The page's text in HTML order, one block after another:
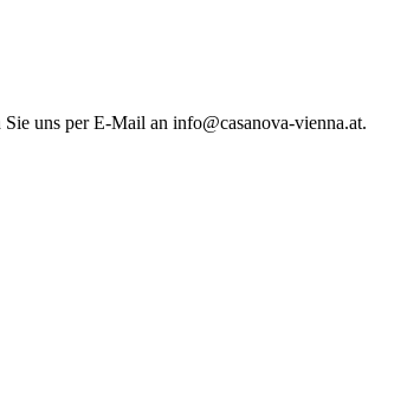
uns per E-Mail an info@casanova-vienna.at.